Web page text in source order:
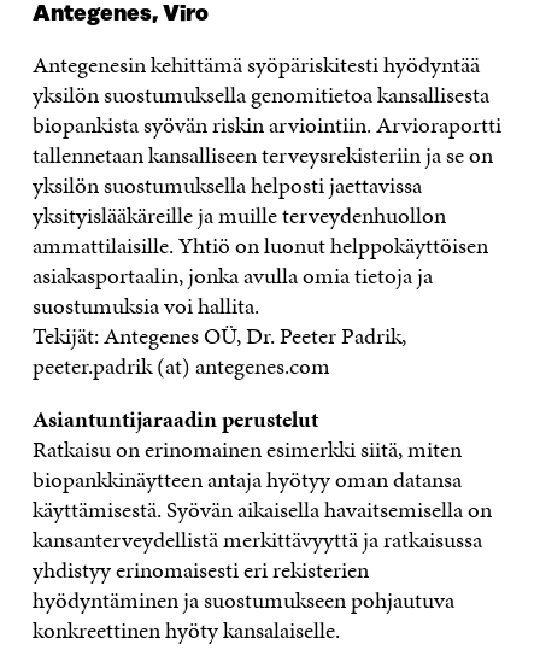
Antegenes, Viro
Antegenesin kehittämä syöpäriskitesti hyödyntää
yksilön suostumuksella genomitietoa kansallisesta
biopankista syövän riskin arviointiin. Arvioraportti
tallennetaan kansalliseen terveysrekisteriin ja se on
yksilön suostumuksella helposti jaettavissa
yksityislääkäreille ja muille terveydenhuollon
ammattilaisille. Yhtiö on luonut helppokäyttöisen
asiakasportaalin, jonka avulla omia tietoja ja
suostumuksia voi hallita.
Tekijät: Antegenes OÜ, Dr. Peeter Padrik,
peeter.padrik (at) antegenes.com
Asiantuntijaraadin perustelut
Ratkaisu on erinomainen esimerkki siitä, miten
biopankkinäytteen antaja hyötyy oman datansa
käyttämisestä. Syövän aikaisella havaitsemisella on
kansanterveydellistä merkittävyyttä ja ratkaisussa
yhdistyy erinomaisesti eri rekisterien
hyödyntäminen ja suostumukseen pohjautuva
konkreettinen hyöty kansalaiselle.